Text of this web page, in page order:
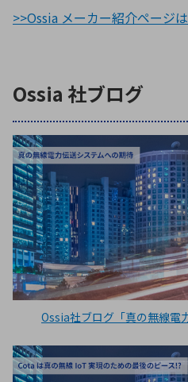
>>Ossia メーカー紹介ページ
Ossia 社ブログ
Ossia社ブログ「真の無線電